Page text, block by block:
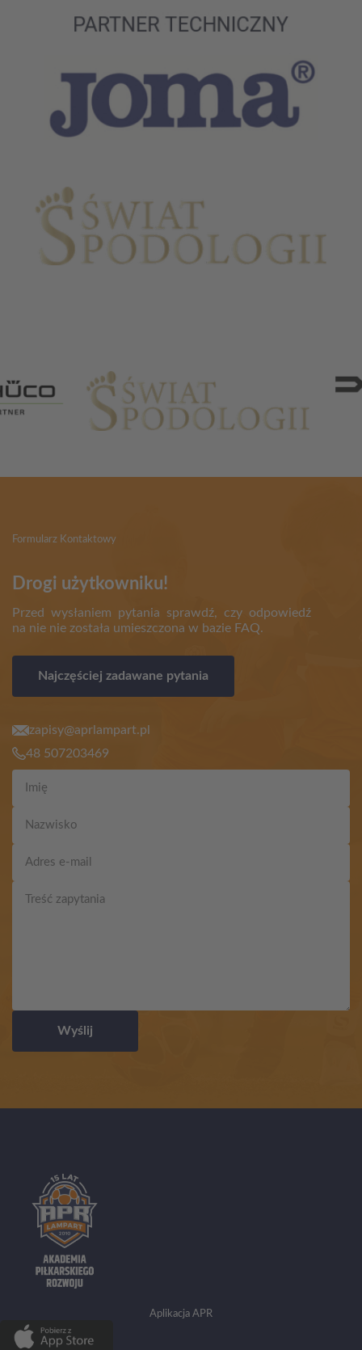
Formularz Kontaktowy
Drogi użytkowniku!
Przed wysłaniem pytania sprawdź, czy odpowiedź
na nie nie została umieszczona w bazie FAQ.
Najczęściej zadawane pytania
zapisy@aprlampart.pl
48 507203469
Wyślij
Aplikacja APR